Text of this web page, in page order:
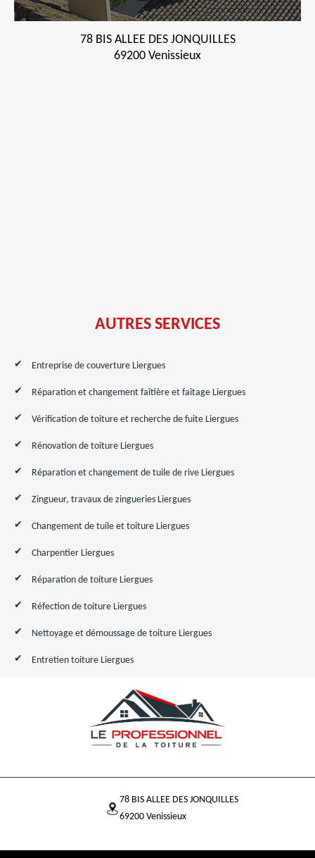
78 BIS ALLEE DES JONQUILLES
69200 Venissieux
AUTRES SERVICES
Entreprise de couverture Liergues
Réparation et changement faîtière et faîtage Liergues
Vérification de toiture et recherche de fuite Liergues
Rénovation de toiture Liergues
Réparation et changement de tuile de rive Liergues
Zingueur, travaux de zingueries Liergues
Changement de tuile et toiture Liergues
Charpentier Liergues
Réparation de toiture Liergues
Réfection de toiture Liergues
Nettoyage et démoussage de toiture Liergues
Entretien toiture Liergues
78 BIS ALLEE DES JONQUILLES
69200 Venissieux